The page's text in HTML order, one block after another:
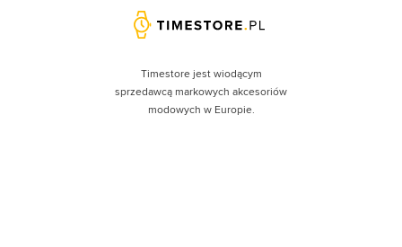
Timestore jest wiodącym
sprzedawcą markowych akcesoriów
modowych w Europie.